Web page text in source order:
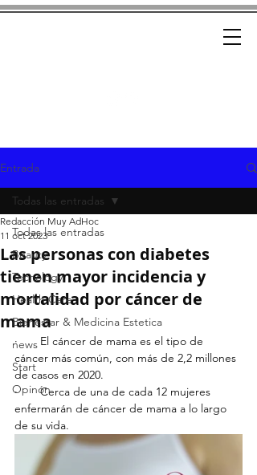
Entrada
Todas las entradas
Beauty
Tecnology
Health Care
Bienestar & Medicina Estetica
news
Start
Opinón
Todas las entradas
Las personas con diabetes
tienen mayor incidencia y
mortalidad por cáncer de
mama
Redacción Muy AdHoc
11 oct 2023
·       El cáncer de mama es el tipo de
cáncer más común, con más de 2,2 millones
de casos en 2020.
·       Cerca de una de cada 12 mujeres
enfermarán de cáncer de mama a lo largo
de su vida.